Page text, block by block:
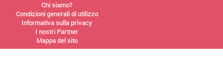
Chi siamo?
Condizioni generali di utilizzo
Informativa sulla privacy
I nostri Partner
Mappa del sito